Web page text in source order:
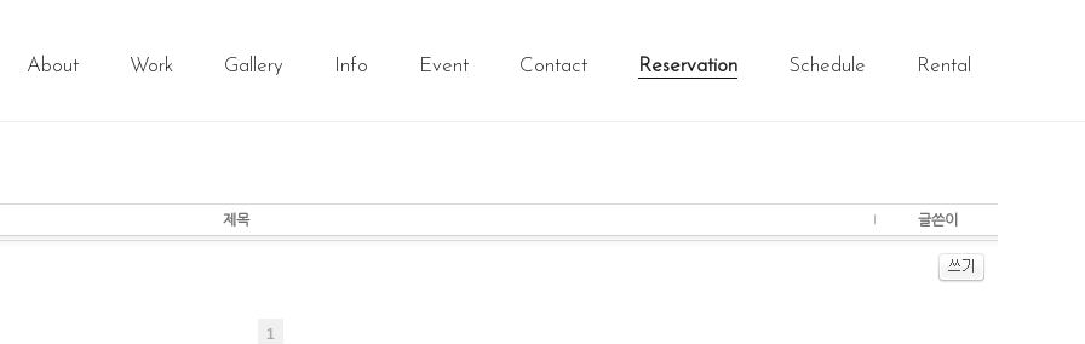
About Work Gallery Info Event Contact Reservation Schedule Rental
제목 글쓴이
1